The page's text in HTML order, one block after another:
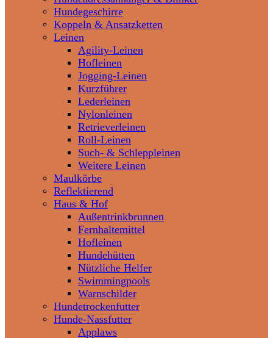
Hundegeschirre
Koppeln & Ansatzketten
Leinen
Agility-Leinen
Hofleinen
Jogging-Leinen
Kurzführer
Lederleinen
Nylonleinen
Retrieverleinen
Roll-Leinen
Such- & Schleppleinen
Weitere Leinen
Maulkörbe
Reflektierend
Haus & Hof
Außentrinkbrunnen
Fernhaltemittel
Hofleinen
Hundehütten
Nützliche Helfer
Swimmingpools
Warnschilder
Hundetrockenfutter
Hunde-Nassfutter
Applaws